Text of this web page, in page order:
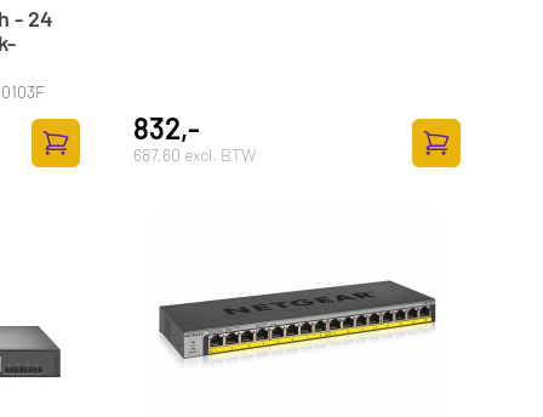
- 24
Zum Warenkorb hinzufügen
832,-
687,60 excl. BTW
Zum